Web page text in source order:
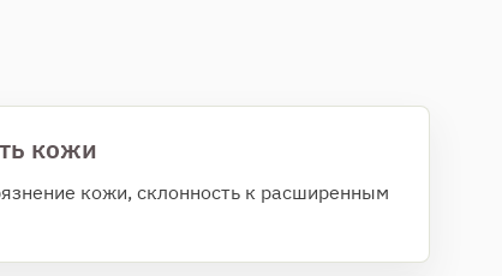
кожи
кожи, склонность к расширенным